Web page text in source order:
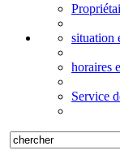
situation
horaires
Service